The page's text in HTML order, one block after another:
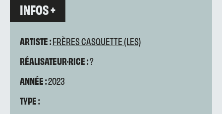
INFOS +
ARTISTE :FRÈRES CASQUETTE (LES)
RÉALISATEUR·RICE :?
ANNÉE :2023
TYPE :